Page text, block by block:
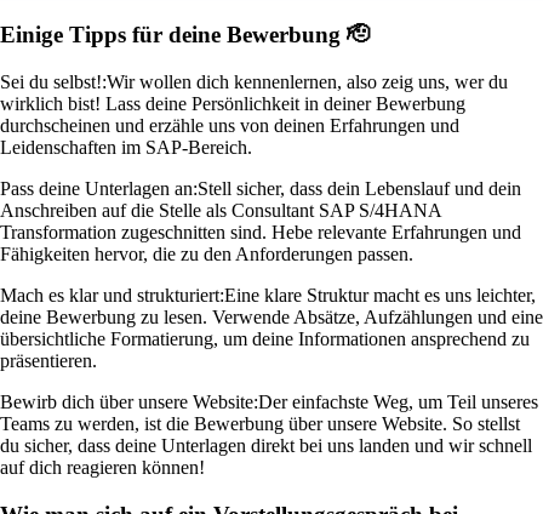
Einige Tipps für deine Bewerbung 🫡
Sei du selbst!:Wir wollen dich kennenlernen, also zeig uns, wer du
wirklich bist! Lass deine Persönlichkeit in deiner Bewerbung
durchscheinen und erzähle uns von deinen Erfahrungen und
Leidenschaften im SAP-Bereich.
Pass deine Unterlagen an:Stell sicher, dass dein Lebenslauf und dein
Anschreiben auf die Stelle als Consultant SAP S/4HANA
Transformation zugeschnitten sind. Hebe relevante Erfahrungen und
Fähigkeiten hervor, die zu den Anforderungen passen.
Mach es klar und strukturiert:Eine klare Struktur macht es uns leichter,
deine Bewerbung zu lesen. Verwende Absätze, Aufzählungen und eine
übersichtliche Formatierung, um deine Informationen ansprechend zu
präsentieren.
Bewirb dich über unsere Website:Der einfachste Weg, um Teil unseres
Teams zu werden, ist die Bewerbung über unsere Website. So stellst
du sicher, dass deine Unterlagen direkt bei uns landen und wir schnell
auf dich reagieren können!